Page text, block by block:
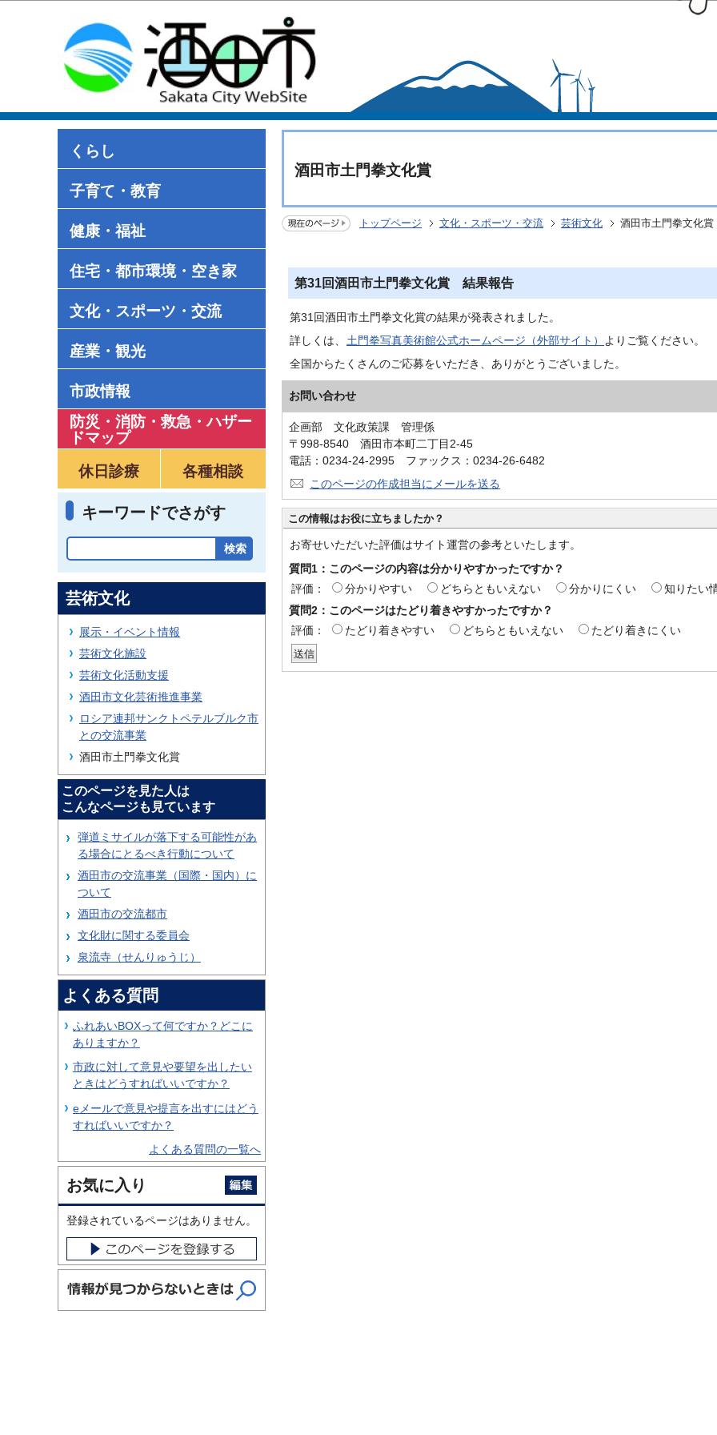
くらし
子育て・教育
健康・福祉
住宅・都市環境・空き家
文化・スポーツ・交流
産業・観光
市政情報
防災・消防・救急 ・ハザー
ドマップ
休日診療
各種相談
キーワードでさがす
酒田市土門拳文化賞
トップページ 文化・スポーツ・交流 芸術文化 酒田市土門拳文化賞
第31回酒田市土門拳文化賞 結果報告
第31回酒田市土門拳文化賞の結果が発表されました。
詳しくは、
土門拳写真美術館公式ホームページ（外部サイト）
よりご覧ください。
全国からたくさんのご応募をいただき、ありがとうございました。
お問い合わせ
企画部 文化政策課 管理係
〒998-8540 酒田市本町二丁目2-45
電話：0234-24-2995 ファックス：0234-26-6482
このページの作成担当にメールを送る
この情報はお役に立ちましたか？
お寄せいただいた評価はサイト運営の参考といたします。
質問1：このページの内容は分かりやすかったですか？
評価：
分かりやすい どちらともいえない 分かりにくい
知りたい
質問2：このページはたどり着きやすかったですか？
評価：
たどり着きやすい どちらともいえない たどり着きにくい
芸術文化
展示・イベント情報
芸術文化施設
芸術文化活動支援
酒田市文化芸術推進事業
ロシア連邦サンクトペテルブルク市
との交流事業
酒田市土門拳文化賞
このページを見た人は
こんなページも見ています
弾道ミサイルが落下する可能性があ
る場合にとるべき行動について
酒田市の交流事業（国際・国内）に
ついて
酒田市の交流都市
文化財に関する委員会
泉流寺（せんりゅうじ）
よくある質問
ふれあいBOXって何ですか？どこに
ありますか？
市政に対して意見や要望を出したい
ときはどうすればいいですか？
eメールで意見や提言を出すにはどう
すればいいですか？
よくある質問の一覧へ
お気に入り
登録されているページはありません。